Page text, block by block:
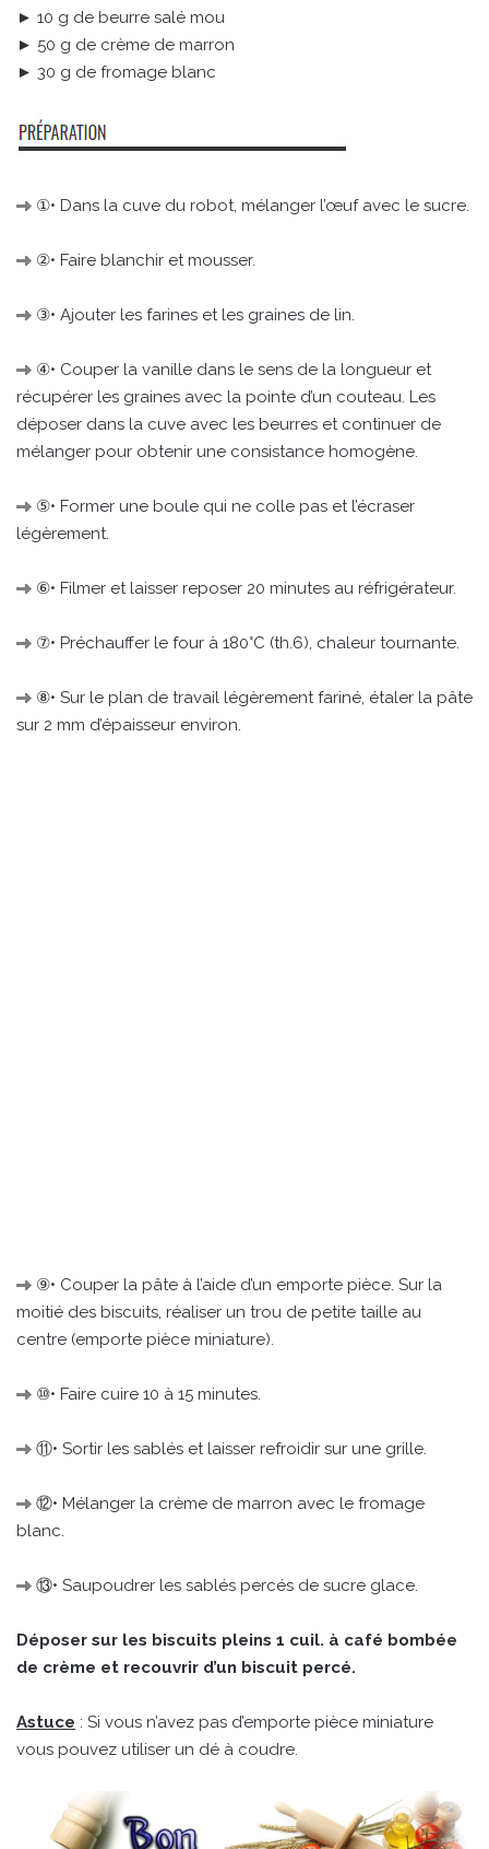
► 10 g de beurre salé mou
► 50 g de crème de marron
► 30 g de fromage blanc
①• Dans la cuve du robot, mélanger l’œuf avec le sucre.
②• Faire blanchir et mousser.
③• Ajouter les farines et les graines de lin.
④• Couper la vanille dans le sens de la longueur et
récupérer les graines avec la pointe d’un couteau. Les
déposer dans la cuve avec les beurres et continuer de
mélanger pour obtenir une consistance homogène.
⑤• Former une boule qui ne colle pas et l’écraser
légèrement.
⑥• Filmer et laisser reposer 20 minutes au réfrigérateur.
⑦• Préchauffer le four à 180°C (th.6), chaleur tournante.
⑧• Sur le plan de travail légèrement fariné, étaler la pâte
sur 2 mm d’épaisseur environ.
⑨• Couper la pâte à l’aide d’un emporte pièce. Sur la
moitié des biscuits, réaliser un trou de petite taille au
centre (emporte pièce miniature).
⑩• Faire cuire 10 à 15 minutes.
⑪• Sortir les sablés et laisser refroidir sur une grille.
⑫• Mélanger la crème de marron avec le fromage
blanc.
⑬• Saupoudrer les sablés percés de sucre glace.
Déposer sur les biscuits pleins 1 cuil. à café bombée
de crème et recouvrir d’un biscuit percé.
Astuce : Si vous n’avez pas d’emporte pièce miniature
vous pouvez utiliser un dé à coudre.